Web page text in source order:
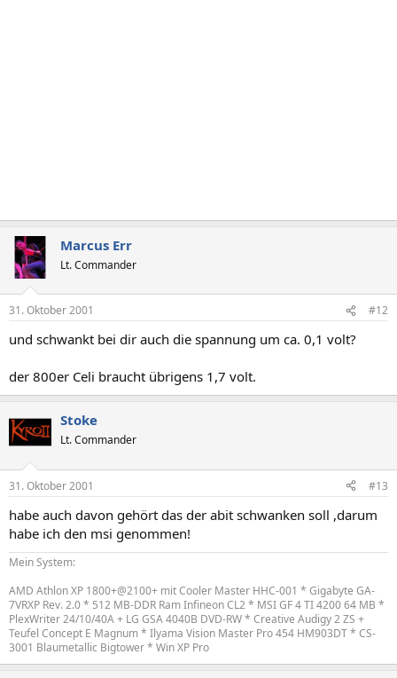
Marcus Err
Lt. Commander
31. Oktober 2001 #12
und schwankt bei dir auch die spannung um ca. 0,1 volt?
der 800er Celi braucht übrigens 1,7 volt.
Stoke
Lt. Commander
31. Oktober 2001 #13
habe auch davon gehört das der abit schwanken soll ,darum
habe ich den msi genommen!
Mein System:
AMD Athlon XP 1800+@2100+ mit Cooler Master HHC-001 * Gigabyte GA-
7VRXP Rev. 2.0 * 512 MB-DDR Ram Infineon CL2 * MSI GF 4 TI 4200 64 MB *
PlexWriter 24/10/40A + LG GSA 4040B DVD-RW * Creative Audigy 2 ZS +
Teufel Concept E Magnum * Ilyama Vision Master Pro 454 HM903DT * CS-
3001 Blaumetallic Bigtower * Win XP Pro